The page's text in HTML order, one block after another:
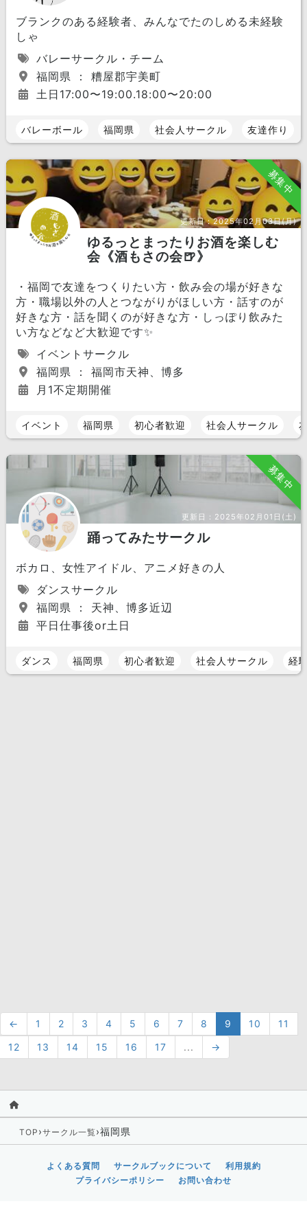
ブランクのある経験者、みんなでたのしめる未経験
しゃ
バレーサークル・チーム
福岡県 ： 糟屋郡宇美町
土日17:00〜19:00.18:00〜20:00
バレーボール 福岡県 社会人サークル 友達作り
募集中
更新日：2025年02月03日(月)
ゆるっとまったりお酒を楽しむ
会《酒もさの会🍺》
・福岡で友達をつくりたい方・飲み会の場が好きな
方・職場以外の人とつながりがほしい方・話すのが
好きな方・話を聞くのが好きな方・しっぽり飲みた
い方などなど大歓迎です✨
イベントサークル
福岡県 ： 福岡市天神、博多
月1不定期開催
イベント 福岡県 初心者歓迎 社会人サークル
募集中
更新日： 2025年02月01日(土)
踊ってみたサークル
ボカロ、女性アイドル、アニメ好きの人
ダンスサークル
福岡県 ： 天神、博多近辺
平日仕事後or土日
ダンス 福岡県 初心者歓迎 社会人サークル 経
← 1 2 3 4 5 6 7 8 9 10
11
12
13 14 15 16 17 ... →
TOP ›サークル一覧›福岡県
よくある質問 サークルブックについて
利用規約
プライバシーポリシー
お問い合わせ